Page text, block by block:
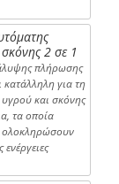
2 σε 1
πλήρωσης
κατάλληλη για τη
και σκόνης
τα οποία